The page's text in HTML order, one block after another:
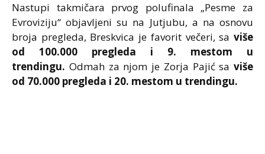
Nastupi takmičara prvog polufinala „Pesme za
Evroviziju“ objavljeni su na Jutjubu, a na osnovu
broja pregleda, Breskvica je favorit večeri, sa više
od 100.000 pregleda i 9. mestom u
trendingu. Odmah za njom je Zorja Pajić sa više
od 70.000 pregleda i 20. mestom u trendingu.